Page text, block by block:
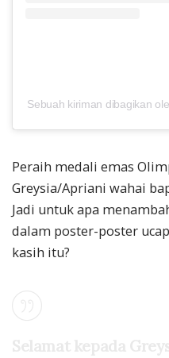
Sebuah kiriman dibagikan
Peraih medali emas
Greysia/Apriani wahai
Jadi untuk apa
dalam poster-poster
kasih itu?